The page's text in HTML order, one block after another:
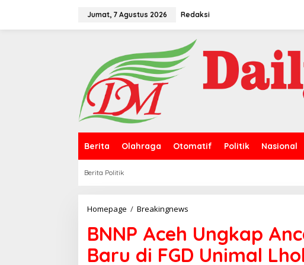
Jumat, 7 Agustus 2026 Redaksi
Berita Olahraga Otomatif Politik Nasional
Berita Politik
Homepage / Breakingnews
A
c
BNNP Aceh Ungkap
Baru di FGD Unimal